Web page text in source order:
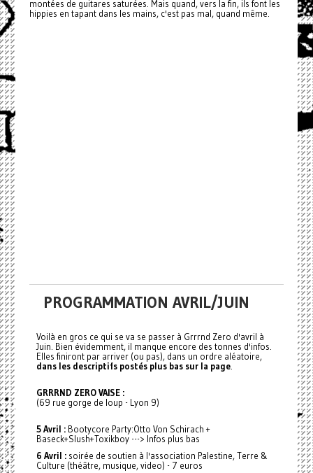
montées de guitares saturées. Mais quand, vers la fin, ils font les
hippies en tapant dans les mains, c'est pas mal, quand même.
PROGRAMMATION AVRIL/JUIN
Voilà en gros ce qui se va se passer à Grrrnd Zero d'avril à
Juin. Bien évidemment, il manque encore des tonnes d'infos.
Elles finiront par arriver (ou pas), dans un ordre aléatoire,
dans les descriptifs postés plus bas sur la page.
GRRRND ZERO VAISE :
(69 rue gorge de loup - Lyon 9)
5 Avril :Bootycore Party:Otto Von Schirach +
Baseck+Slush+Toxikboy ---> Infos plus bas
6 Avril :soirée de soutien à l'association Palestine, Terre &
Culture (théâtre, musique, video) - 7 euros